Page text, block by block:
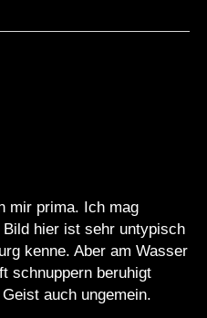
mir prima. Ich mag
hier ist sehr untypisch
kenne. Aber am Wasser
schnuppern beruhigt
auch ungemein.